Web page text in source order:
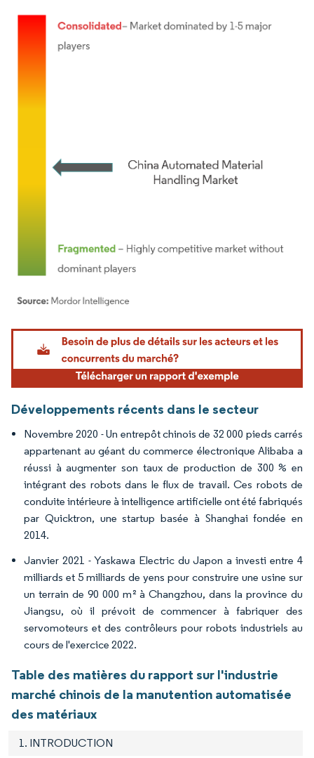
Image © Mordor Intelligence. La réutilisation nécessite une attribution sous CC BY
Développements récents dans le secteur
Novembre 2020 - Un entrepôt chinois de 32 000 pieds carrés
appartenant au géant du commerce électronique Alibaba a
réussi à augmenter son taux de production de 300 % en
intégrant des robots dans le flux de travail. Ces robots de
conduite intérieure à intelligence artificielle ont été fabriqués
par Quicktron, une startup basée à Shanghai fondée en
2014.
Janvier 2021 - Yaskawa Electric du Japon a investi entre 4
milliards et 5 milliards de yens pour construire une usine sur
un terrain de 90 000 m² à Changzhou, dans la province du
Jiangsu, où il prévoit de commencer à fabriquer des
servomoteurs et des contrôleurs pour robots industriels au
cours de l'exercice 2022.
Table des matières du rapport sur l'industrie
marché chinois de la manutention automatisée
des matériaux
1. INTRODUCTION